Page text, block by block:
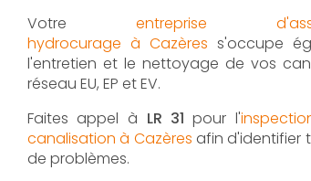
Votre entreprise
hydrocurage à Cazères s'occupe
l'entretien et le nettoyage de vos
réseau EU, EP et EV.
Faites appel à LR 31 pour l'
canalisation à Cazères afin d'identifier
de problèmes.